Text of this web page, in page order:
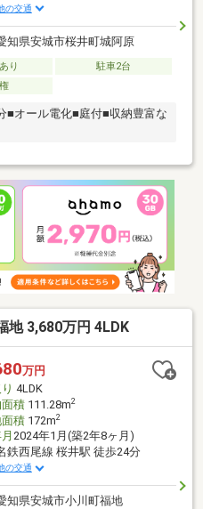
の交通
知県安城市桜井町城阿原
り
駐車2台
■オール電化■庭付■収納豊富な
地 3,680万円 4LDK
万円
4LDK
積111.28m2
積172m2
2024年1月(築2年8ヶ月)
鉄西尾線 桜井駅 徒歩24分
の交通
知県安城市小川町福地